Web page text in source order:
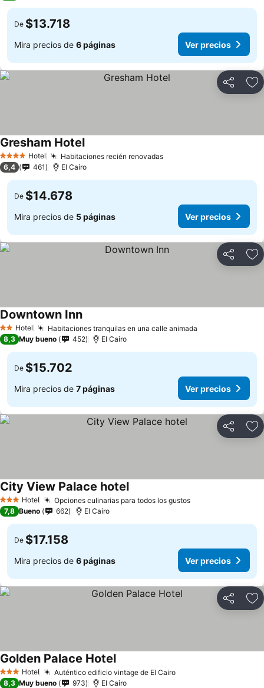
De $13.718
Mira precios de 6 páginas Ver precios
Compartir
4 EstrellasHotel Habitaciones recién renovadas
Gresham Hotel
6,4 461 El Cairo
De $14.678
Mira precios de 5 páginas Ver precios
Compartir
2 Estrellas
Hotel Habitaciones tranquilas en una calle animada
Downtown Inn
8,3 Muy bueno 452 El Cairo
De $15.702
Mira precios de 7 páginas Ver precios
Compartir
3 Estrellas
Hotel Opciones culinarias para todos los gustos
City View Palace hotel
7,8 Bueno 662 El Cairo
De $17.158
Mira precios de 6 páginas Ver precios
Compartir
3 Estrellas
Hotel Auténtico edificio vintage de El Cairo
Golden Palace Hotel
8,3 Muy bueno 973 El Cairo